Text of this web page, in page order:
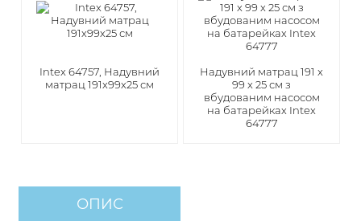
Intex 64757, Надувний
матрац 191х99х25 см
Надувний матрац 191 x
99 x 25 см з
вбудованим насосом
на батарейках Intex
64777
ОПИС